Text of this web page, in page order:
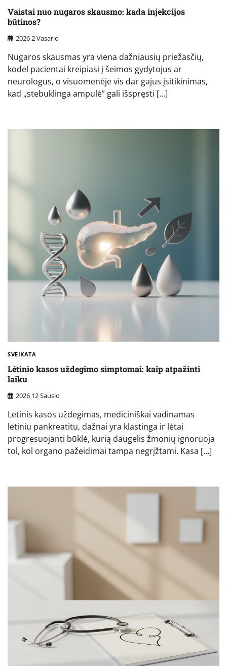
Vaistai nuo nugaros skausmo: kada injekcijos
būtinos?
2026 2 Vasario
Nugaros skausmas yra viena dažniausių priežasčių,
kodėl pacientai kreipiasi į šeimos gydytojus ar
neurologus, o visuomenėje vis dar gajus įsitikinimas,
kad „stebuklinga ampulė” gali išspręsti […]
SVEIKATA
Lėtinio kasos uždegimo simptomai: kaip atpažinti
laiku
2026 12 Sausio
Lėtinis kasos uždegimas, mediciniškai vadinamas
lėtiniu pankreatitu, dažnai yra klastinga ir lėtai
progresuojanti būklė, kurią daugelis žmonių ignoruoja
tol, kol organo pažeidimai tampa negrįžtami. Kasa […]